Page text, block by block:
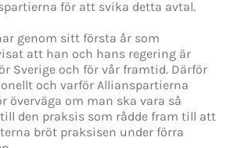
för att svika detta avtal.
genom sitt första år som
att han och hans regering är
Sverige och för vår framtid. Därför
och varför Allianspartierna
överväga om man ska vara så
den praksis som rådde fram till att
bröt praksisen under förra